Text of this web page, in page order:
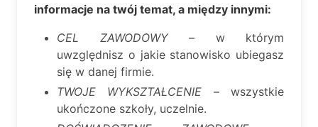
informacje na twój temat, a między innymi:
CEL ZAWODOWY– w którym
uwzględnisz o jakie stanowisko ubiegasz
się w danej firmie.
TWOJE WYKSZTAŁCENIE – wszystkie
ukończone szkoły, uczelnie.